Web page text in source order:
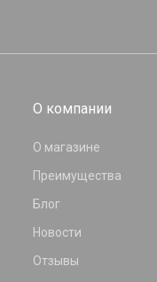
О компании
О магазине
Преимущества
Блог
Новости
Отзывы